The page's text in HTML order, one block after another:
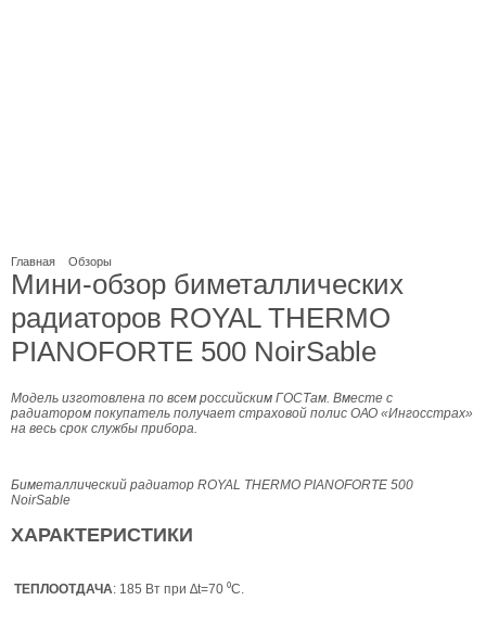
Главная Обзоры
Мини-обзор биметаллических
радиаторов ROYAL THERMO
PIANOFORTE 500 NoirSable
Модель изготовлена по всем российским ГОСТам. Вместе с
радиатором покупатель получает страховой полис ОАО «Ингосстрах»
на весь срок службы прибора.
Биметаллический радиатор ROYAL THERMO PIANOFORTE 500
NoirSable
ХАРАКТЕРИСТИКИ
ТЕПЛООТДАЧА: 185 Вт при ∆t=70 ⁰С.